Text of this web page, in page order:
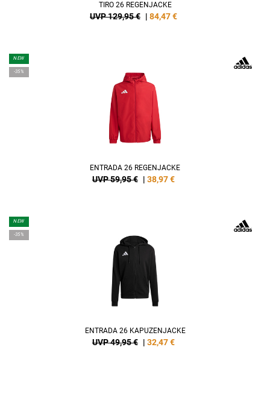
TIRO 26 REGENJACKE
UVP 129,95 € | 84,47€
NEW
-35%
ENTRADA 26 REGENJACKE
UVP 59,95 € | 38,97€
NEW
-35%
ENTRADA 26 KAPUZENJACKE
UVP 49,95 € | 32,47€